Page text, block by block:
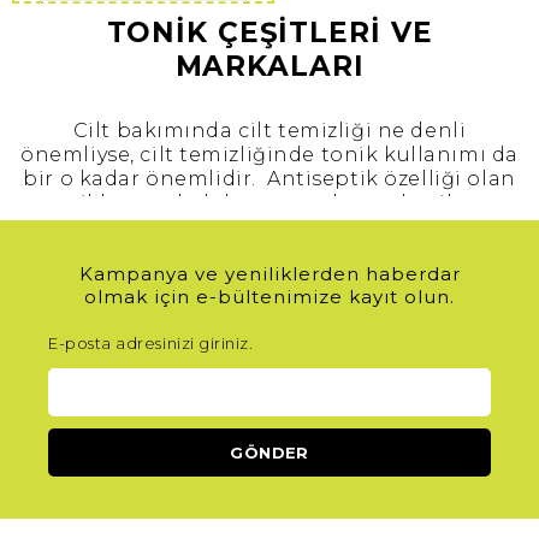
TONİK ÇEŞİTLERİ VE
MARKALARI
Cilt bakımında cilt temizliği ne denli
önemliyse, cilt temizliğinde tonik kullanımı da
bir o kadar önemlidir. Antiseptik özelliği olan
tonikler, canlı dokuya uygulanarak mikrop
karşıtı maddeler sayesinde cildi temizler ve
biriken tozlardan yüzü arındırır.
Yıkanıp kurulanan cilde tonik uygulandığında,
temizlenir.
Gözenekleri temizleyen tonik, cildi sıkılaştırma
nemini korur.
Cildi tazeleyen tonik, ciltteki yağ aşırılığını
Yalnızca cildin temizlenmesini ve canlı
Kampanya ve yeniliklerden haberdar
olmak için e-bültenimize kayıt olun.
E-posta adresinizi giriniz.